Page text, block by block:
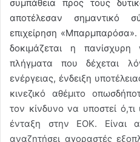
συμπάθεια προς τους
αποτέλεσαν σημαντικό
επιχείρηση «Μπαρμπαρόσα».
δοκιμάζεται η πανίσχυρη
πλήγματα που δέχεται
ενέργειας, ένδειξη
κινεζικό αθέμιτο
τον κίνδυνο να υποστεί
ένταξη στην ΕΟΚ. Είναι
αναζητήσει αγοραστές